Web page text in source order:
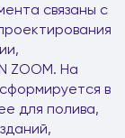
связаны с
ZOOM. На
в
для полива,